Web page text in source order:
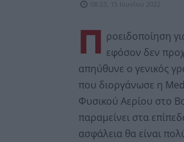
08:23, 15 Ιουνίου 2022
Π
ροειδοποίηση
εφόσον δεν
απηύθυνε ο γενικός
που διοργάνωσε η
Φυσικού Αερίου στο
παραμείνει στα
ασφάλεια θα είναι